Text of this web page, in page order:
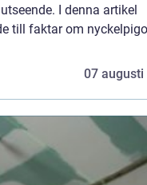
I denna artikel
till faktar om
07 augusti